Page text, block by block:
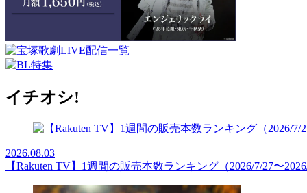
イチオシ!
2026.08.03
【Rakuten TV】1週間の販売本数ランキング（2026/7/27〜